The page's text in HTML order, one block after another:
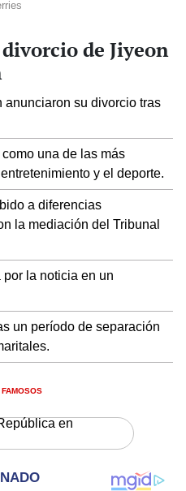
de Jiyeon
su divorcio tras
una de las más
y el deporte.
a diferencias
la mediación del Tribunal
la noticia en un
un período de separación
en